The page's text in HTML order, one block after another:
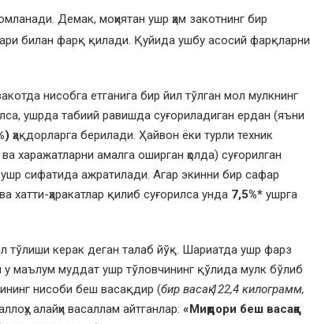
Демак, моҳиятан ушр ҳам закотнинг бир
билан фарқ қилади. Қуйида ушбу асосий фарқларни
нисобга етганига бир йил тўлган мол мулкнинг
ушрда табиий равишда суғориладиган ердан (яъни
ҳақдорларга берилади. Ҳайвон ёки турли техник
харажатларни амалга оширган ҳолда) суғорилган
ушр сифатида ажратилади. Агар экинни бир сафар
хатти-ҳаракатлар қилиб суғорилса унда 7,5%* ушрга
тўлиши керак деган талаб йўқ. Шариатда ушр фарз
у маълум муддат ушр тўловчининг қўлида мулк бўлиб
нисоби беш васақдир (бир васақ 122,4 килограмм,
алайҳи васаллам айтганлар: «Миқдори беш васаққа